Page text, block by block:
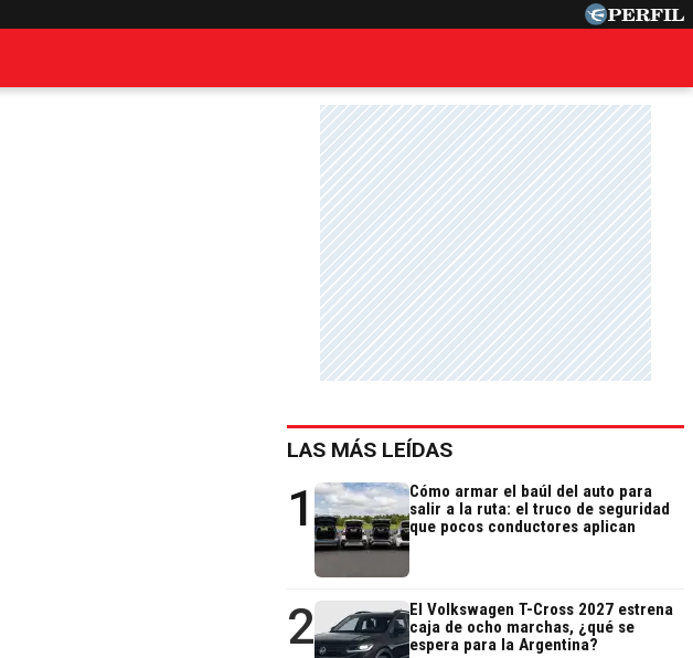
LAS MÁS LEÍDAS
1
Cómo armar el baúl del auto para
salir a la ruta: el truco de seguridad
que pocos conductores aplican
2
El Volkswagen T-Cross 2027 estrena
caja de ocho marchas, ¿qué se
espera para la Argentina?